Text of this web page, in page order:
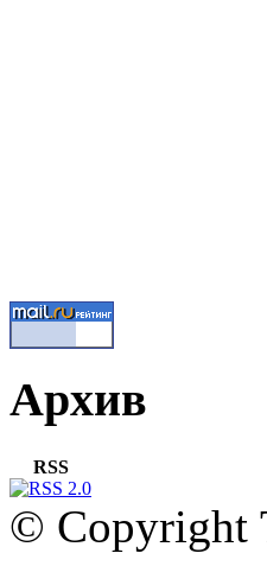
Архив
RSS
© Copyright